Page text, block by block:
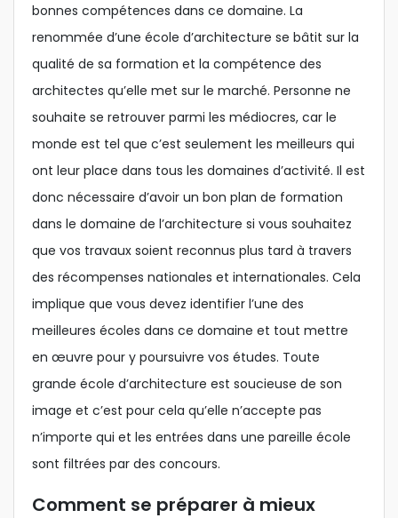
bonnes compétences dans ce domaine. La
renommée d’une école d’architecture se bâtit sur la
qualité de sa formation et la compétence des
architectes qu’elle met sur le marché. Personne ne
souhaite se retrouver parmi les médiocres, car le
monde est tel que c’est seulement les meilleurs qui
ont leur place dans tous les domaines d’activité. Il est
donc nécessaire d’avoir un bon plan de formation
dans le domaine de l’architecture si vous souhaitez
que vos travaux soient reconnus plus tard à travers
des récompenses nationales et internationales. Cela
implique que vous devez identifier l’une des
meilleures écoles dans ce domaine et tout mettre
en œuvre pour y poursuivre vos études. Toute
grande école d’architecture est soucieuse de son
image et c’est pour cela qu’elle n’accepte pas
n’importe qui et les entrées dans une pareille école
sont filtrées par des concours.
Comment se préparer à mieux